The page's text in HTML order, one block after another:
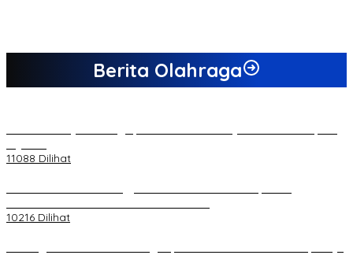
Berita Olahraga
11088 Dilihat
10216 Dilihat